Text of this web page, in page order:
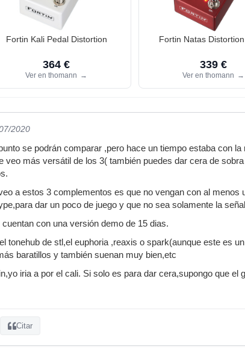
Fortin Kali Pedal Distortion
364 €
Ver en thomann →
Fortin Natas
339 €
Ver en thomann →
2020
se podrán comparar ,pero hace un tiempo estaba con
veo más versátil de los 3( también puedes dar cera de
a estos 3 complementos es que no vengan con al
dar un poco de juego y que no sea solamente la
con una versión demo de 15 dias.
tonehub de stl,el euphoria ,reaxis o spark(aunque este es
baratillos y también suenan muy bien,etc
iria a por el cali. Si solo es para dar cera,supongo que el
Citar